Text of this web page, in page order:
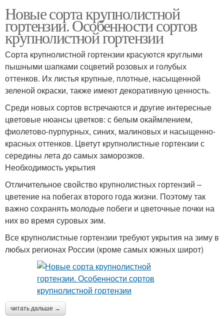
Новые сорта крупнолистной
гортензии. Особенности сортов
крупнолистной гортензии
Сорта крупнолистной гортензии красуются круглыми
пышными шапками соцветий розовых и голубых
оттенков. Их листья крупные, плотные, насыщенной
зеленой окраски, также имеют декоративную ценность.
Среди новых сортов встречаются и другие интересные
цветовые нюансы цветков: с белым окаймлением,
фиолетово-пурпурных, синих, малиновых и насыщенно-
красных оттенков. Цветут крупнолистные гортензии с
середины лета до самых заморозков.
Необходимость укрытия
Отличительное свойство крупнолистных гортензий –
цветение на побегах второго года жизни. Поэтому так
важно сохранять молодые побеги и цветочные почки на
них во время суровых зим.
Все крупнолистные гортензии требуют укрытия на зиму в
любых регионах России (кроме самых южных широт)
читать дальше →